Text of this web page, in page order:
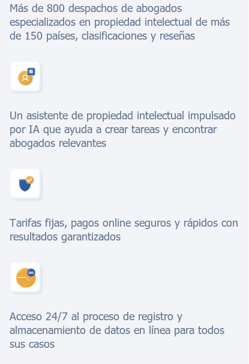
Más de 800 despachos de abogados
especializados en propiedad intelectual de más
de 150 países, clasificaciones y reseñas
Un asistente de propiedad intelectual impulsado
por IA que ayuda a crear tareas y encontrar
abogados relevantes
Tarifas fijas, pagos online seguros y rápidos con
resultados garantizados
Acceso 24/7 al proceso de registro y
almacenamiento de datos en línea para todos
sus casos